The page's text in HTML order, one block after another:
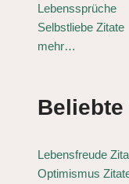
Lebenssprüche
Selbstliebe Zitate
mehr…
Beliebte
Lebensfreude
Optimismus